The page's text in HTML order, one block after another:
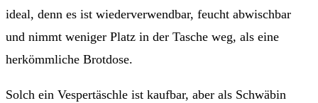
ideal, denn es ist wiederverwendbar, feucht abwischbar
und nimmt weniger Platz in der Tasche weg, als eine
herkömmliche Brotdose.
Solch ein Vespertäschle ist kaufbar, aber als Schwäbin